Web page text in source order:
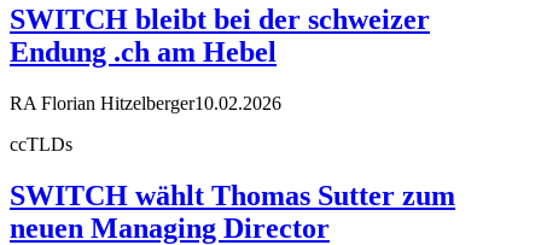
SWITCH bleibt bei der schweizer
Endung .ch am Hebel
RA Florian Hitzelberger10.02.2026
ccTLDs
SWITCH wählt Thomas Sutter zum
neuen Managing Director